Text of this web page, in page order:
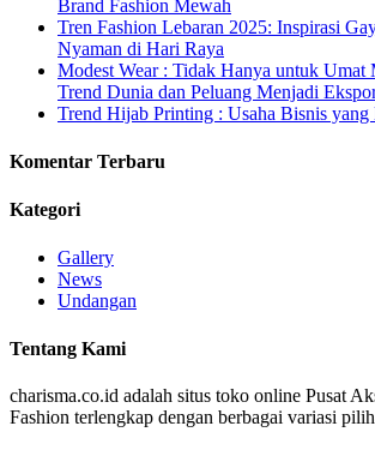
Brand Fashion Mewah
Tren Fashion Lebaran 2025: Inspirasi
Nyaman di Hari Raya
Modest Wear : Tidak Hanya untuk Umat
Trend Dunia dan Peluang Menjadi
Trend Hijab Printing : Usaha Bisnis yang
Komentar Terbaru
Kategori
Gallery
News
Undangan
Tentang Kami
charisma.co.id adalah situs toko online Pusat
Fashion terlengkap dengan berbagai variasi